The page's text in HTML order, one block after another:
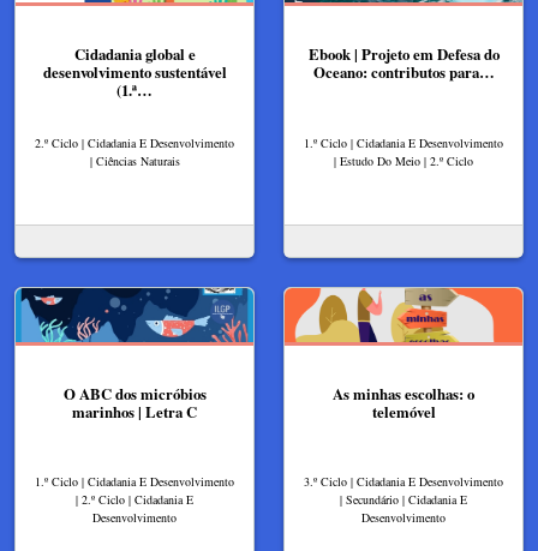
Cidadania global e
desenvolvimento sustentável
(1.ª…
2.º Ciclo | Cidadania E Desenvolvimento
| Ciências Naturais
Ebook | Projeto em Defesa do
Oceano: contributos para…
1.º Ciclo | Cidadania E Desenvolvimento
| Estudo Do Meio | 2.º Ciclo
O ABC dos micróbios
marinhos | Letra C
1.º Ciclo | Cidadania E Desenvolvimento
| 2.º Ciclo | Cidadania E
Desenvolvimento
As minhas escolhas: o
telemóvel
3.º Ciclo | Cidadania E Desenvolvimento
| Secundário | Cidadania E
Desenvolvimento